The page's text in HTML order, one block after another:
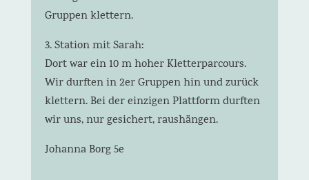
Gruppen klettern.
3. Station mit Sarah:
Dort war ein 10 m hoher Kletterparcours.
Wir durften in 2er Gruppen hin und zurück
klettern. Bei der einzigen Plattform durften
wir uns, nur gesichert, raushängen.
Johanna Borg 5e